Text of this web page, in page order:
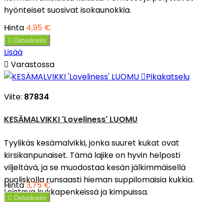
hyönteiset suosivat isokaunokkia.
Hinta 4,95 €
 Ostoskoriin
Lisää
 Varastossa
Pikakatselu
Viite: 87834
KESÄMALVIKKI 'Loveliness' LUOMU
Tyylikäs kesämalvikki, jonka suuret kukat ovat
kirsikanpunaiset. Tämä lajike on hyvin helposti
viljeltävä, ja se muodostaa kesän jälkimmäisellä
puoliskolla runsaasti hieman suppilomaisia kukkia.
Loistava kukkapenkeissä ja kimpuissa.
Hinta3,75 €
 Ostoskoriin